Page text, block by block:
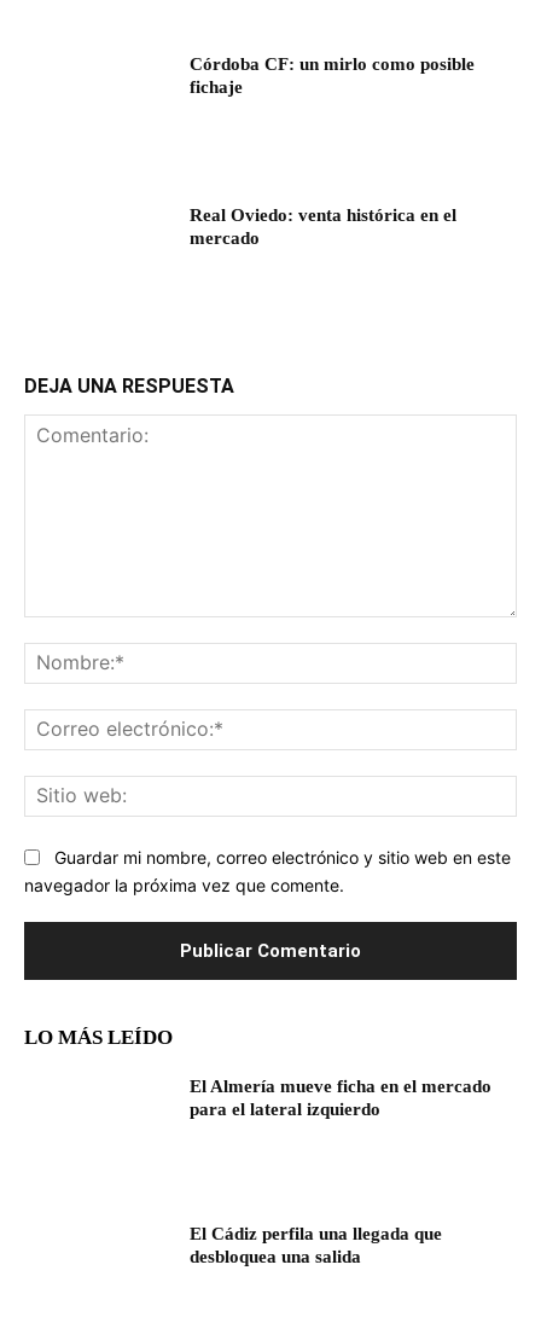
Córdoba CF: un mirlo como posible
fichaje
Real Oviedo: venta histórica en el
mercado
DEJA UNA RESPUESTA
Guardar mi nombre, correo electrónico y sitio web en este
navegador la próxima vez que comente.
LO MÁS LEÍDO
El Almería mueve ficha en el mercado
para el lateral izquierdo
El Cádiz perfila una llegada que
desbloquea una salida